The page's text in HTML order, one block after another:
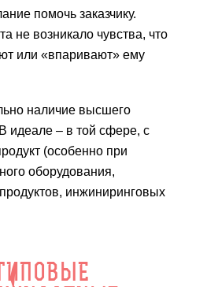
помочь заказчику.
не возникало чувства, что
или «впаривают» ему
наличие высшего
идеале – в той сфере, с
(особенно при
оборудования,
инжиниринговых